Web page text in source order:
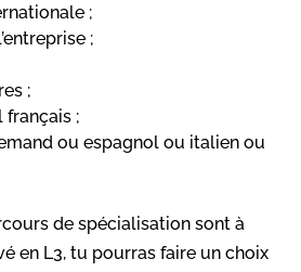
;
;
;
français ;
ou espagnol ou italien ou
de spécialisation sont à
en L3, tu pourras faire un choix